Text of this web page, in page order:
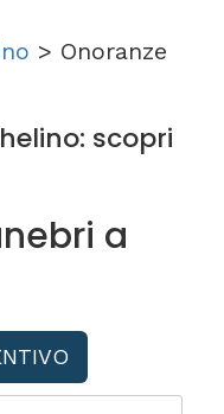
> Onoranze
scopri
a